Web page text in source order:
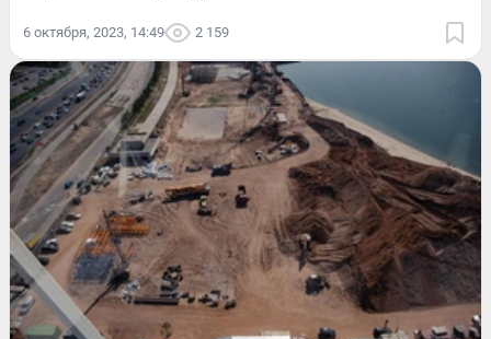
6 октября, 2023, 14:49 2 159